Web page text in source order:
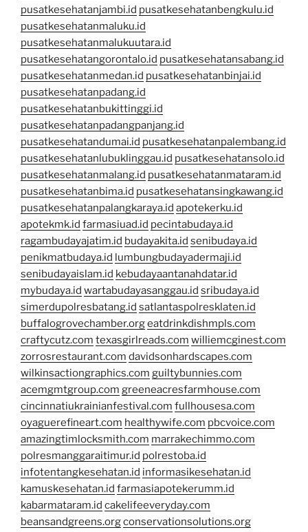
pusatkesehatanjambi.id pusatkesehatanbengkulu.id
pusatkesehatanmaluku.id
pusatkesehatanmalukuutara.id
pusatkesehatangorontalo.id pusatkesehatansabang.id
pusatkesehatanmedan.id pusatkesehatanbinjai.id
pusatkesehatanpadang.id
pusatkesehatanbukittinggi.id
pusatkesehatanpadangpanjang.id
pusatkesehatandumai.id pusatkesehatanpalembang.id
pusatkesehatanlubuklinggau.id pusatkesehatansolo.id
pusatkesehatanmalang.id pusatkesehatanmataram.id
pusatkesehatanbima.id pusatkesehatansingkawang.id
pusatkesehatanpalangkaraya.id apotekerku.id
apotekmk.id farmasiuad.id pecintabudaya.id
ragambudayajatim.id budayakita.id senibudaya.id
penikmatbudaya.id lumbungbudayadermaji.id
senibudayaislam.id kebudayaantanahdatar.id
mybudaya.id wartabudayasanggau.id sribudaya.id
simerdupolresbatang.id satlantaspolresklaten.id
buffalogrovechamber.orgeatdrinkdishmpls.com
craftycutz.com texasgirlreads.com williemcginest.com
zorrosrestaurant.com davidsonhardscapes.com
wilkinsactiongraphics.com guiltybunnies.com
acemgmtgroup.com greeneacresfarmhouse.com
cincinnatiukrainianfestival.com fullhousesa.com
oyaguerefineart.com healthywife.com pbcvoice.com
amazingtimlocksmith.com marrakechimmo.com
polresmanggaraitimur.id polrestoba.id
infotentangkesehatan.id informasikesehatan.id
kamuskesehatan.id farmasiapotekerumm.id
kabarmataram.id cakelifeeveryday.com
beansandgreens.orgconservationsolutions.org